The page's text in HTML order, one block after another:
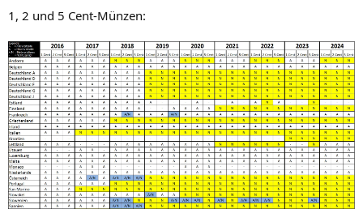
1, 2 und 5 Cent-Münzen: